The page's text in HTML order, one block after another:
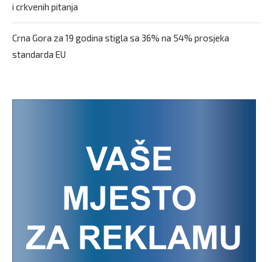
i crkvenih pitanja
Crna Gora za 19 godina stigla sa 36% na 54% prosjeka
standarda EU